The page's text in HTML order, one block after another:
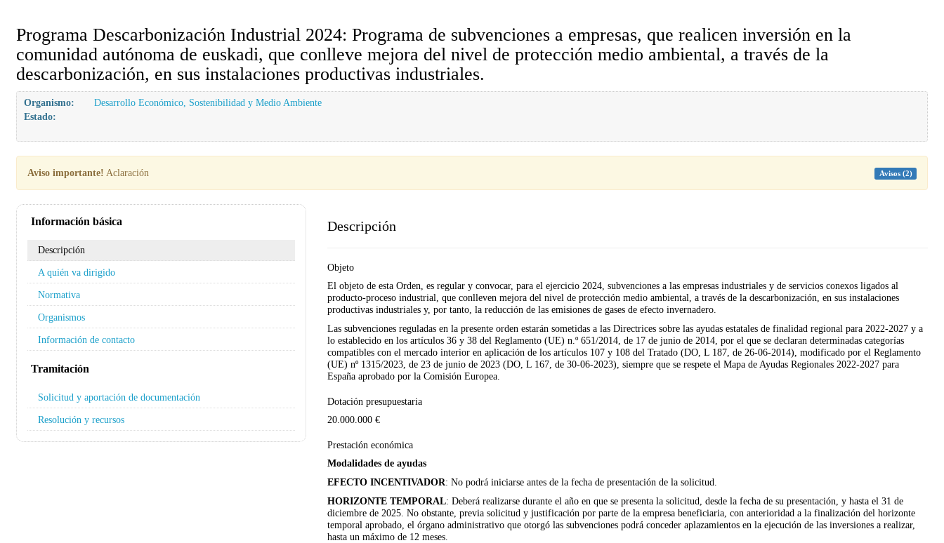
Programa Descarbonización Industrial 2024: Programa de subvenciones a empresas, que realicen inversión en la
comunidad autónoma de euskadi, que conlleve mejora del nivel de protección medio ambiental, a través de la
descarbonización, en sus instalaciones productivas industriales.
Organismo:
Desarrollo Económico, Sostenibilidad y Medio Ambiente
Estado:
Aviso importante! Aclaración Avisos (2)
Información básica
Descripción
A quién va dirigido
Normativa
Organismos
Información de contacto
Tramitación
Solicitud y aportación de documentación
Resolución y recursos
Descripción
Objeto
El objeto de esta Orden, es regular y convocar, para el ejercicio 2024, subvenciones a las empresas industriales y de servicios conexos ligados al
producto-proceso industrial, que conlleven mejora del nivel de protección medio ambiental, a través de la descarbonización, en sus instalaciones
productivas industriales y, por tanto, la reducción de las emisiones de gases de efecto invernadero.
Las subvenciones reguladas en la presente orden estarán sometidas a las Directrices sobre las ayudas estatales de finalidad regional para 2022-2027 y a
lo establecido en los artículos 36 y 38 del Reglamento (UE) n.º 651/2014, de 17 de junio de 2014, por el que se declaran determinadas categorías
compatibles con el mercado interior en aplicación de los artículos 107 y 108 del Tratado (DO, L 187, de 26-06-2014), modificado por el Reglamento
(UE) nº 1315/2023, de 23 de junio de 2023 (DO, L 167, de 30-06-2023), siempre que se respete el Mapa de Ayudas Regionales 2022-2027 para
España aprobado por la Comisión Europea.
Dotación presupuestaria
20.000.000 €
Prestación económica
Modalidades de ayudas
EFECTO INCENTIVADOR: No podrá iniciarse antes de la fecha de presentación de la solicitud.
HORIZONTE TEMPORAL: Deberá realizarse durante el año en que se presenta la solicitud, desde la fecha de su presentación, y hasta el 31 de
diciembre de 2025. No obstante, previa solicitud y justificación por parte de la empresa beneficiaria, con anterioridad a la finalización del horizonte
temporal aprobado, el órgano admi­nistrativo que otorgó las subvenciones podrá conceder aplazamientos en la ejecución de las inversiones a realizar,
hasta un máximo de 12 meses.